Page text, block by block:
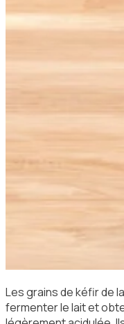
Les grains de kéfir de
fermenter le lait et